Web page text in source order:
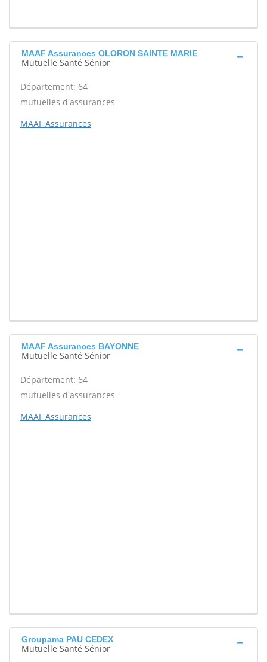
MAAF Assurances OLORON SAINTE MARIE
Mutuelle Santé Sénior
Département: 64
mutuelles d'assurances
MAAF Assurances
MAAF Assurances BAYONNE
Mutuelle Santé Sénior
Département: 64
mutuelles d'assurances
MAAF Assurances
Groupama PAU CEDEX
Mutuelle Santé Sénior